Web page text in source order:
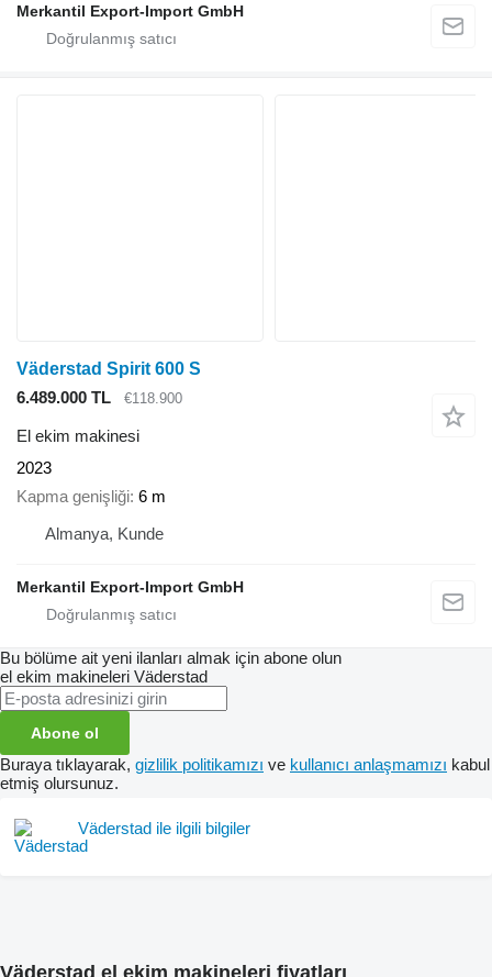
Merkantil Export-Import GmbH
Väderstad Spirit 600 S
6.489.000 TL
€118.900
El ekim makinesi
2023
Kapma genişliği 6 m
Almanya, Kunde
Merkantil Export-Import GmbH
Bu bölüme ait yeni ilanları almak için abone olun
el ekim makineleri Väderstad
Abone ol
Buraya tıklayarak, gizlilik politikamızı ve kullanıcı anlaşmamızı kabul
etmiş olursunuz.
Väderstad ile ilgili bilgiler